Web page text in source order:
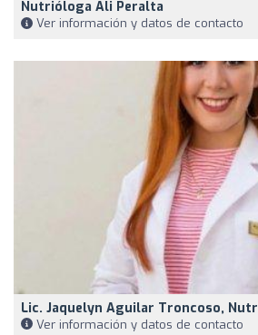
Nutrióloga Ali Peralta
Ver información y datos de contacto
Lic. Jaquelyn Aguilar Troncoso,
Ver información y datos de contacto